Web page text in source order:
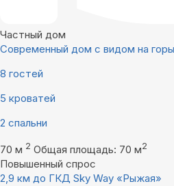
Частный дом
Современный дом с видом на
8 гостей
5 кроватей
2 спальни
70 м 2 Общая площадь: 70 м2
Повышенный спрос
2,9 км до ГКД Sky Way «Рыжая»